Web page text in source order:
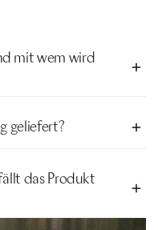
mit wem wird
Versandpartner Hermes.
geliefert?
Sendungsverfolgung.
das Produkt